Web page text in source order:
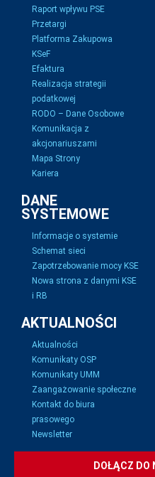
Raport wpływu PSE
Przetargi
Platforma Zakupowa
KSeF
Efaktura
Realizacja strategii
podatkowej
RODO – Dane Osobowe
Komunikacja z
akcjonariuszami
Mapa Strony
Kariera
DANE
SYSTEMOWE
Informacje o systemie
Schemat sieci
Zapotrzebowanie mocy KSE
Nowa strona z danymi KSE
i RB
AKTUALNOŚCI
Aktualności
Komunikaty OSP
Komunikaty UMM
Zaangażowanie społeczne
Kontakt do biura
prasowego
Newsletter
DOŁĄCZ DO